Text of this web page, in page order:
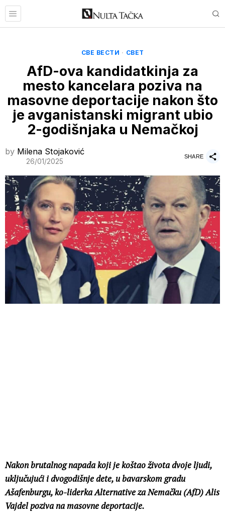
СВЕ ВЕСТИ · СВЕТ
AfD-ova kandidatkinja za
mesto kancelara poziva na
masovne deportacije nakon što
je avganistanski migrant ubio
2-godišnjaka u Nemačkoj
by Milena Stojaković
26/01/2025
SHARE
Nakon brutalnog napada koji je koštao života dvoje ljudi,
uključujući i dvogodišnje dete, u bavarskom gradu
Ašafenburgu, ko-liderka Alternative za Nemačku (AfD) Alis
Vajdel poziva na masovne deportacije.